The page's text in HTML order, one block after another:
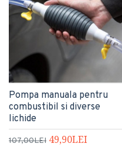
Pompa manuala pentru
combustibil si diverse
lichide
107,00LEI 49,90LEI